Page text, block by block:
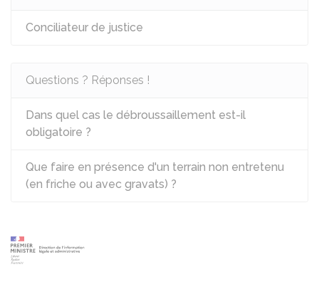
Conciliateur de justice
Questions ? Réponses !
Dans quel cas le débroussaillement est-il
obligatoire ?
Que faire en présence d'un terrain non entretenu
(en friche ou avec gravats) ?